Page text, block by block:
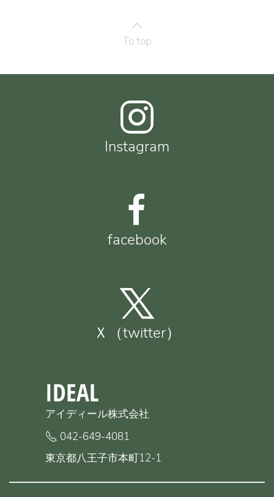
To top
Instagram
facebook
Ｘ（twitter）
IDEAL
アイディール株式会社
042-649-4081
東京都八王子市本町12-1